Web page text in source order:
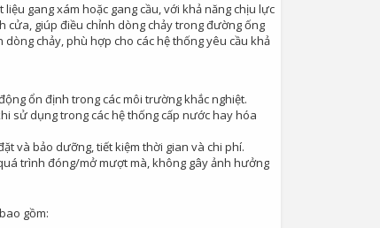
gang xám hoặc gang cầu, với khả năng chịu lực
cửa, giúp điều chỉnh dòng chảy trong đường ống
chảy, phù hợp cho các hệ thống yêu cầu khả
ổn định trong các môi trường khắc nghiệt.
sử dụng trong các hệ thống cấp nước hay hóa
và bảo dưỡng, tiết kiệm thời gian và chi phí.
trình đóng/mở mượt mà, không gây ảnh hưởng
gồm: